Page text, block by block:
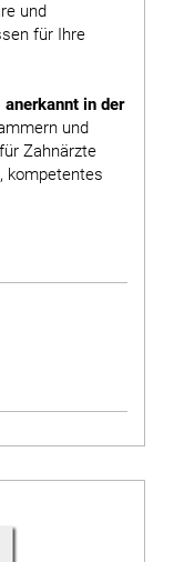
und
für Ihre
anerkannt in der
und
Zahnärzte
kompetentes